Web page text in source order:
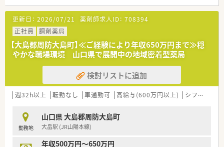
【募集背景と求める人物像について】
■地域医療を支える体制を強化するため薬剤師を募集をしてお
り、未経験の方から70代のベテランまで幅広く歓迎します。
■患者様一人ひとりと誠実に向き合い、健康サポート薬局の一員
として積極的に地域に貢献したい方を求めています。
■調剤業務だけでなく在宅業務にも関心があり、他職種やドクタ
ーと連携しながら柔軟に動ける方は大歓迎です。
【法人特徴について】
■山口県の最東端に位置する周防大島町にて調剤薬局を1店舗運
■地元出身の社員が多く在籍しており、若い世代から経験豊富な
ベテランまでが互いに助け合いながら活躍しています。
■加算の有無に関わらず、困っている患者様がいれば在宅訪問を
行うなど、利益以上に地域貢献を優先する社風です。
更新日： 2026/07/21 薬剤師求人ID： 708394
正社員
調剤薬局
【大島郡周防大島町】≪ご経験により年収650万円まで≫穏
やかな職場環境 山口県で展開中の地域密着型薬局
検討リストに追加
週32h以上 転勤なし 車通勤可 高給与(600万円以上) シフト制
勤務地
山口県 大島郡周防大島町
大畠駅 (JR山陽本線)
年収500万円～650万円